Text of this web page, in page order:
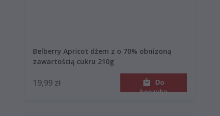
Belberry Apricot dżem z o 70% obnizoną
zawartością cukru 210g
19,99 zł
Do
koszyka